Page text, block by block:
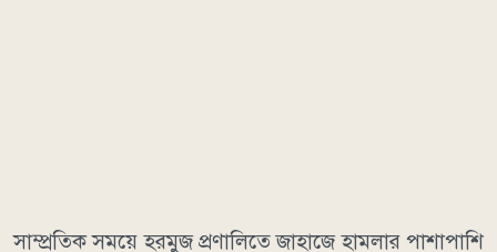
সাম্প্রতিক সময়ে হরমুজ প্রণালিতে জাহাজে হামলার পাশাপাশি